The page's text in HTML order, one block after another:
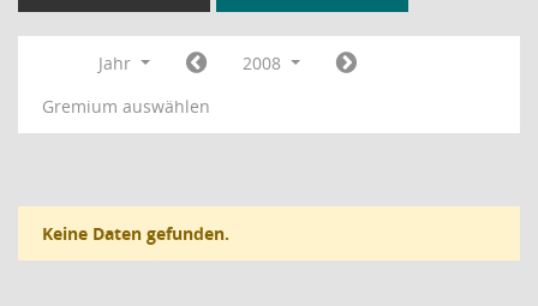
Jahr
2008
Gremium auswählen
Keine Daten gefunden.